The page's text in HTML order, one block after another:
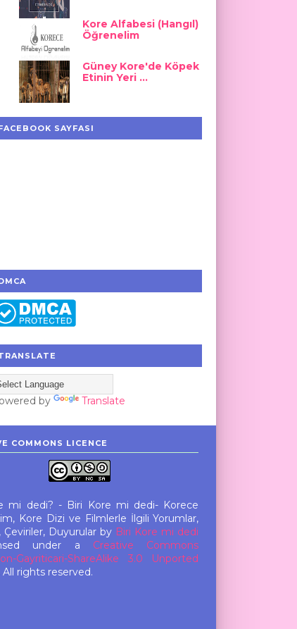
Kore Alfabesi (Hangıl)
Öğrenelim
Güney Kore'de Köpek
Etinin Yeri ...
SAYFASI
by Translate
COMMONS LICENCE
mi dedi? - Biri Kore mi dedi- Korece
Kore Dizi ve Filmlerle İlgili Yorumlar,
Çeviriler, Duyurular by Biri Kore mi dedi
under a Creative Commons
Gayriticari-ShareAlike 3.0 Unported
All rights reserved.